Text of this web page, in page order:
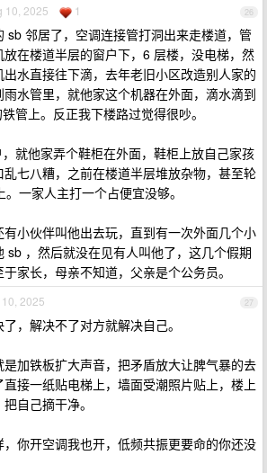
26
10, 2025 1
sb 邻居了，空调连接管打洞出来走楼道，管
在楼道半层的窗户下，6 层楼，没电梯，然
水直接往下滴，去年老旧小区改造别人家的
水管里，就他家这个机器在外面，滴水滴到
管上。反正我下楼路过觉得很吵。
就他家弄个鞋柜在外面，鞋柜上放自己家孩
七八糟，之前在楼道半层堆放杂物，甚至轮
一家人主打一个占便宜没够。
小伙伴叫他出去玩，直到有一次外面几个小
sb ，然后就没在见有人叫他了，这几个假期
家长，母亲不知道，父亲是个公务员。
27
2025
，解决不了对方就解决自己。
加铁板扩大声音，把矛盾放大让脾气暴的去
接一纸贴电梯上，墙面受潮照片贴上，楼上
自己摘干净。
你开空调我也开，低频共振更要命的你还没